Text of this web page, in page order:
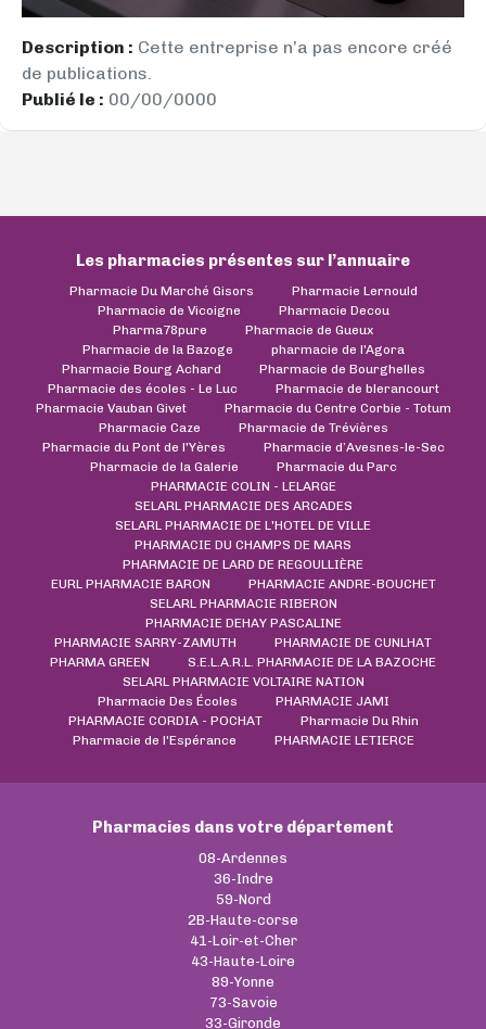
Description : Cette entreprise n’a pas encore créé
de publications.
Publié le : 00/00/0000
Les pharmacies présentes sur l’annuaire
Pharmacie Du Marché Gisors
Pharmacie Lernould
Pharmacie de Vicoigne
Pharmacie Decou
Pharma78pure
Pharmacie de Gueux
Pharmacie de la Bazoge
pharmacie de l'Agora
Pharmacie Bourg Achard
Pharmacie de Bourghelles
Pharmacie des écoles - Le Luc
Pharmacie de blerancourt
Pharmacie Vauban Givet
Pharmacie du Centre Corbie - Totum
Pharmacie Caze
Pharmacie de Trévières
Pharmacie du Pont de l'Yères
Pharmacie d’Avesnes-le-Sec
Pharmacie de la Galerie
Pharmacie du Parc
PHARMACIE COLIN - LELARGE
SELARL PHARMACIE DES ARCADES
SELARL PHARMACIE DE L'HOTEL DE VILLE
PHARMACIE DU CHAMPS DE MARS
PHARMACIE DE LARD DE REGOULLIÈRE
EURL PHARMACIE BARON
PHARMACIE ANDRE-BOUCHET
SELARL PHARMACIE RIBERON
PHARMACIE DEHAY PASCALINE
PHARMACIE SARRY-ZAMUTH
PHARMACIE DE CUNLHAT
PHARMA GREEN
S.E.L.A.R.L. PHARMACIE DE LA BAZOCHE
SELARL PHARMACIE VOLTAIRE NATION
Pharmacie Des Écoles
PHARMACIE JAMI
PHARMACIE CORDIA - POCHAT
Pharmacie Du Rhin
Pharmacie de l'Espérance
PHARMACIE LETIERCE
Pharmacies dans votre département
08-Ardennes
36-Indre
59-Nord
2B-Haute-corse
41-Loir-et-Cher
43-Haute-Loire
89-Yonne
73-Savoie
33-Gironde